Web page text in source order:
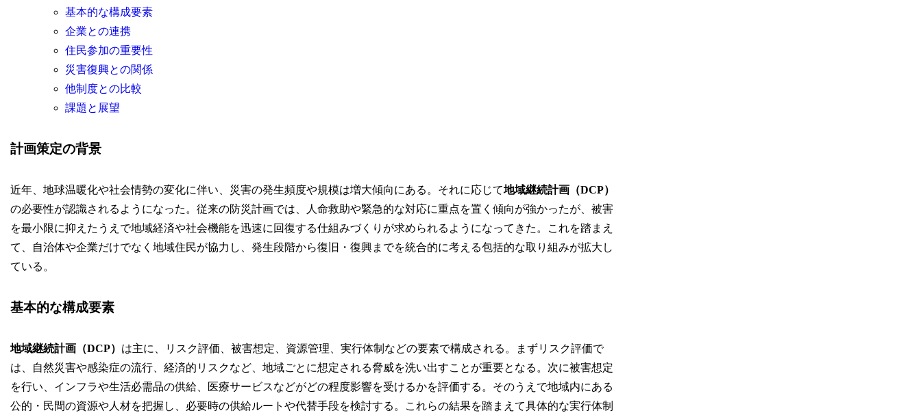
基本的な構成要素
企業との連携
住民参加の重要性
災害復興との関係
他制度との比較
課題と展望
計画策定の背景
近年、地球温暖化や社会情勢の変化に伴い、災害の発生頻度や規模は増大傾向にある。それに応じて地域継続計画（DCP）
の必要性が認識されるようになった。従来の防災計画では、人命救助や緊急的な対応に重点を置く傾向が強かったが、被害
を最小限に抑えたうえで地域経済や社会機能を迅速に回復する仕組みづくりが求められるようになってきた。これを踏まえ
て、自治体や企業だけでなく地域住民が協力し、発生段階から復旧・復興までを統合的に考える包括的な取り組みが拡大し
ている。
基本的な構成要素
地域継続計画（DCP） は主に、リスク評価、被害想定、資源管理、実行体制などの要素で構成される。まずリスク評価で
は、自然災害や感染症の流行、経済的リスクなど、地域ごとに想定される脅威を洗い出すことが重要となる。次に被害想定
を行い、インフラや生活必需品の供給、医療サービスなどがどの程度影響を受けるかを評価する。そのうえで地域内にある
公的・民間の資源や人材を把握し、必要時の供給ルートや代替手段を検討する。これらの結果を踏まえて具体的な実行体制